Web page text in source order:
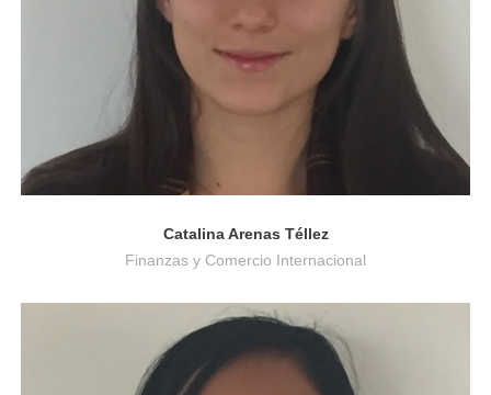
Catalina Arenas Téllez
Finanzas y Comercio Internacional